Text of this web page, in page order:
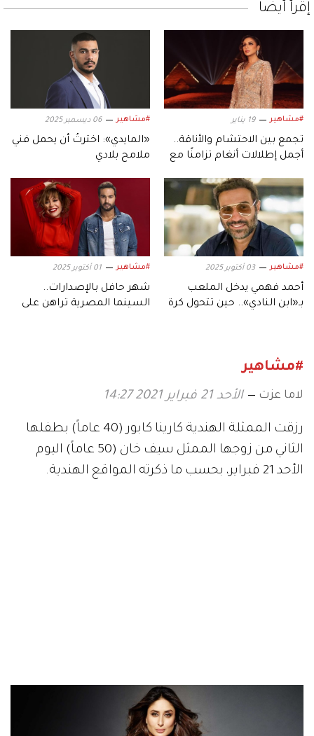
إقرأ أيضاً
#مشاهير 19 يناير
تجمع بين الاحتشام والأناقة..
أجمل إطلالات أنغام تزامنًا مع
#مشاهير 06 ديسمبر 2025
«المايدي»: اخترتُ أن يحمل فني
ملامح بلادي
#مشاهير 03 أكتوبر 2025
أحمد فهمي يدخل الملعب
بـ«ابن النادي».. حين تتحول كرة
#مشاهير 01 أكتوبر 2025
شهر حافل بالإصدارات..
السينما المصرية تراهن على
#مشاهير
لاما عزت الأحد 21 فبراير 2021 14:27
رزقت الممثلة الهندية كارينا كابور (40 عاماً) بطفلها
الثاني من زوجها الممثل سيف خان (50 عاماً) اليوم
الأحد 21 فبراير، بحسب ما ذكرته المواقع الهندية.